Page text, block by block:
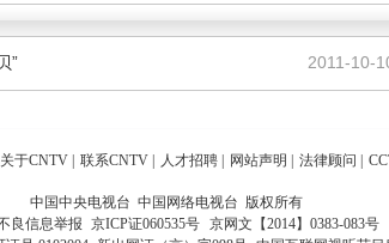
2011-10-
”
关于CNTV 联系CNTV 人才招聘 网站声明 法律顾问
中国中央电视台 中国网络电视台 版权所有
良信息举报 京ICP证060535号
京网文【2014】0383-083号